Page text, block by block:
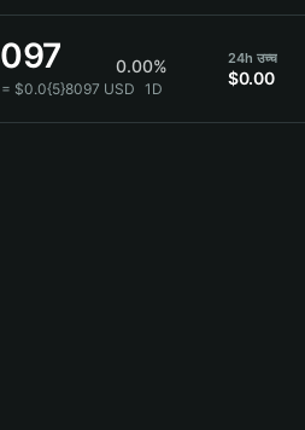
0.00%
= $0.0{5}8097 USD 1D
24h उच्च
$0.00